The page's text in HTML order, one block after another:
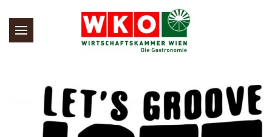
Skip to main content